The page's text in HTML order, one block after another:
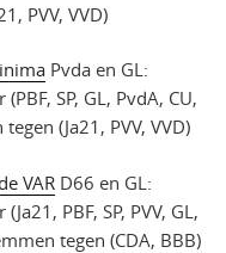
PVV, VVD)
Pvda en GL:
SP, GL, PvdA, CU,
(Ja21, PVV, VVD)
VAR D66 en GL:
PBF, SP, PVV, GL,
tegen (CDA, BBB)